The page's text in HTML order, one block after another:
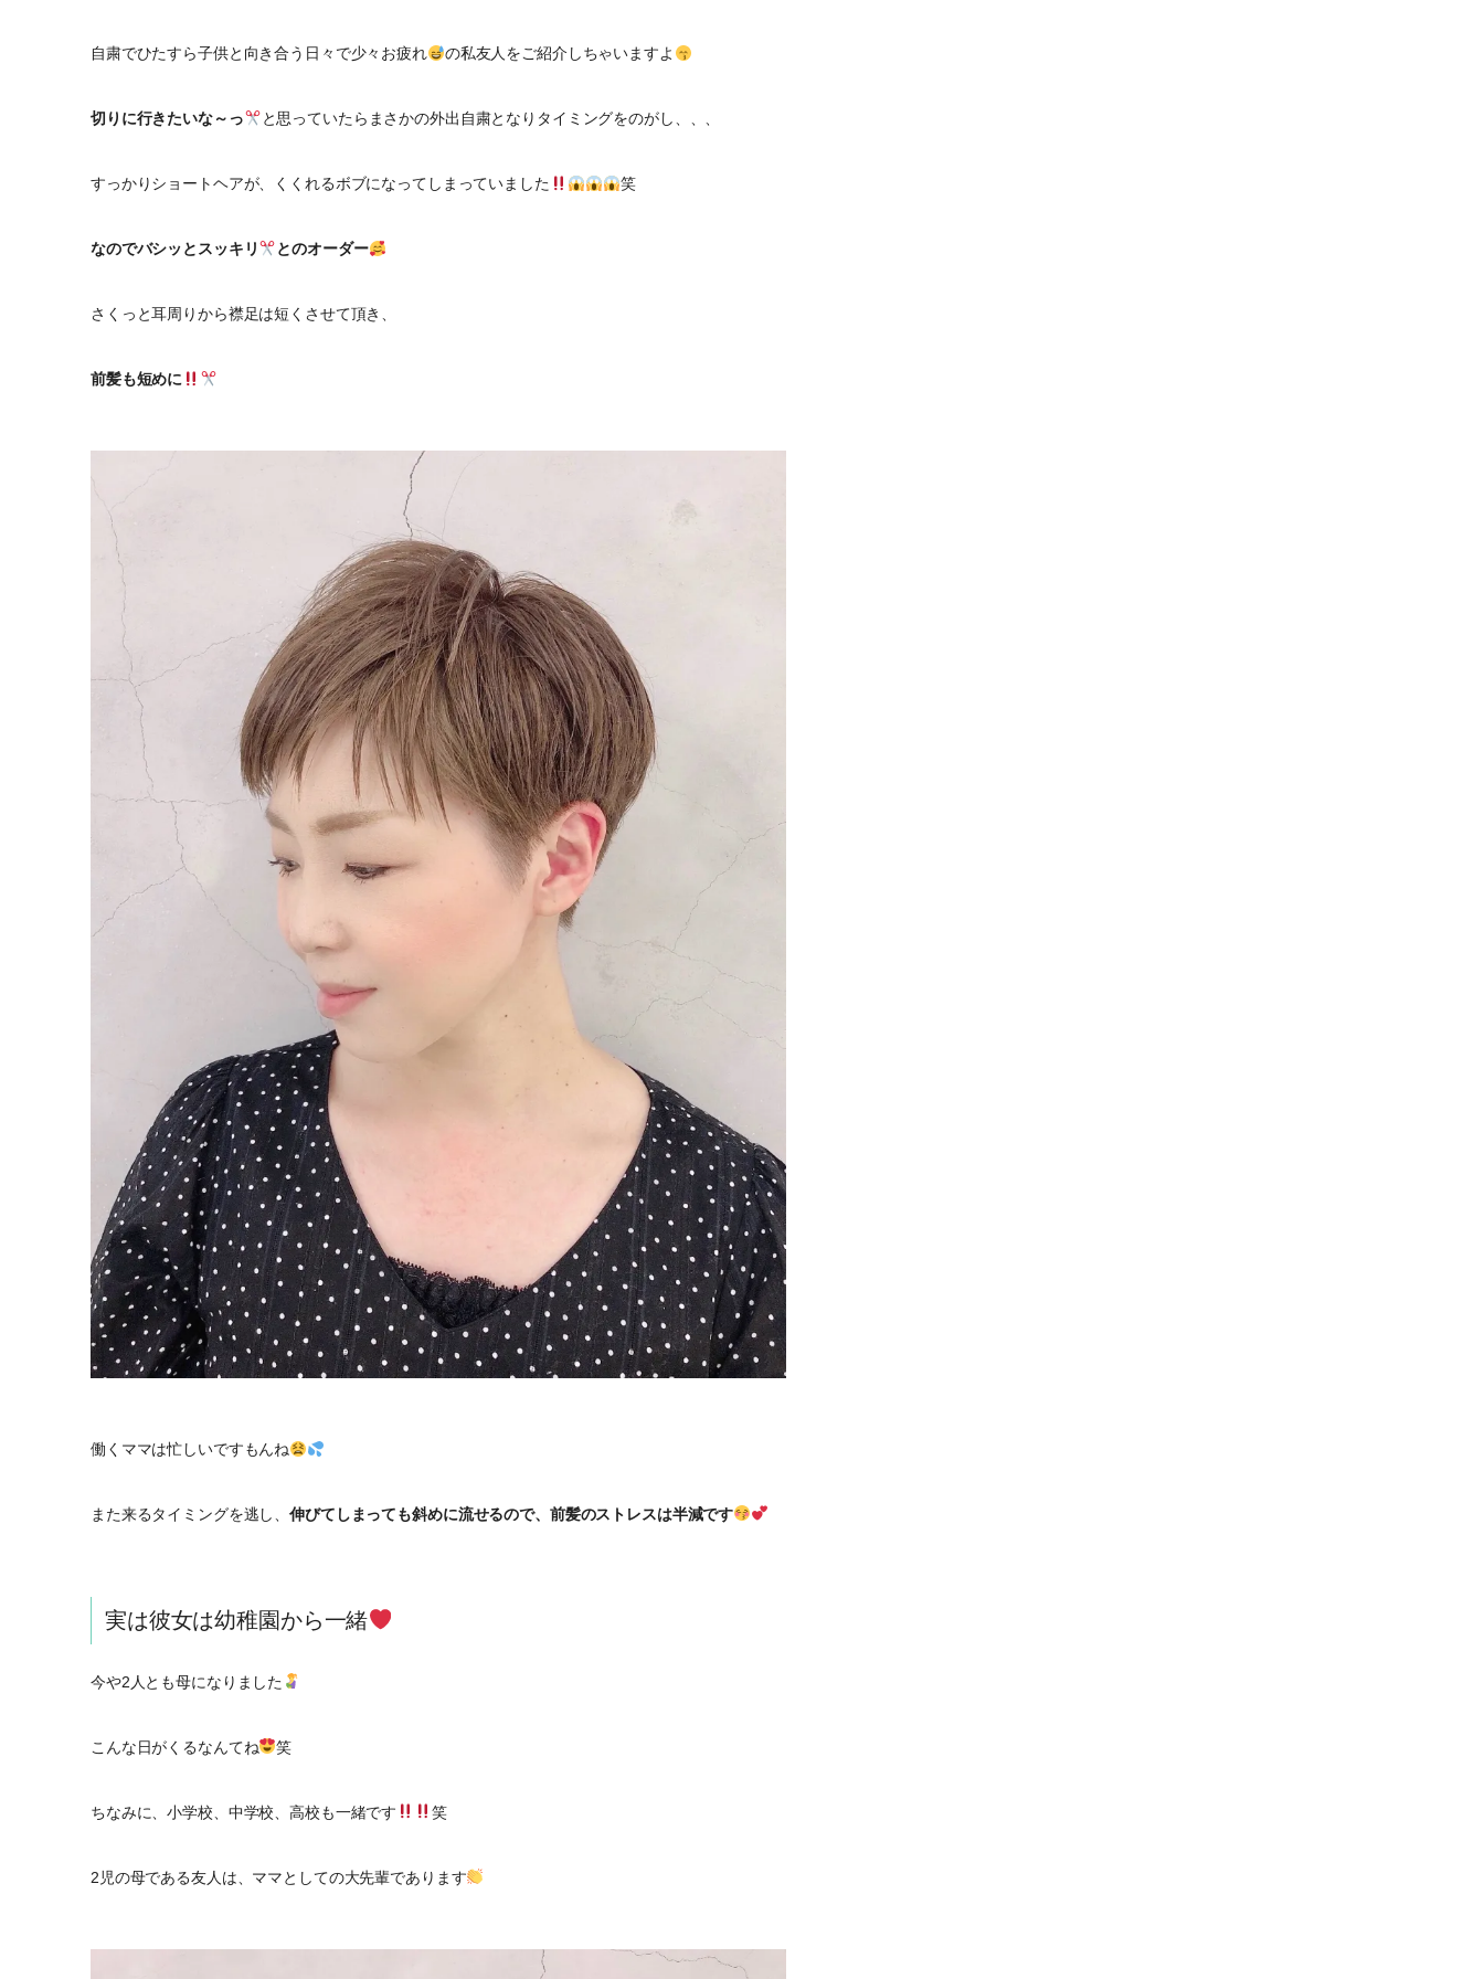
自粛でひたすら子供と向き合う日々で少々お疲れ の私友人をご紹介しちゃいますよ
切りに行きたいな～っ と思っていたらまさかの外出自粛となりタイミングをのがし、、、
すっかりショートヘアが、くくれるボブになってしまっていました 笑
なのでバシッとスッキリ とのオーダー
さくっと耳周りから襟足は短くさせて頂き、
前髪も短めに
働くママは忙しいですもんね
また来るタイミングを逃し、伸びてしまっても斜めに流せるので、前髪のストレスは半減です
実は彼女は幼稚園から一緒
今や2人とも母になりました
こんな日がくるなんてね 笑
ちなみに、小学校、中学校、高校も一緒です 笑
2児の母である友人は、ママとしての大先輩であります